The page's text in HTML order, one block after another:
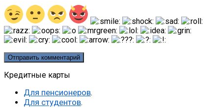
Кредитные карты
Для пенсионеров.
Для студентов.